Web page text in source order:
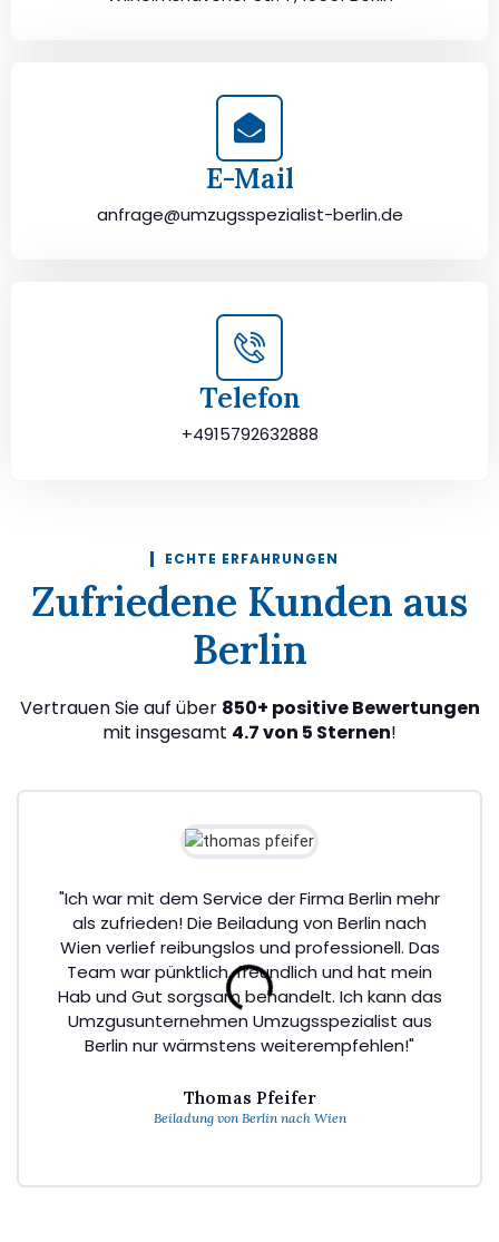
E-Mail
anfrage@umzugsspezialist-berlin.de
Telefon
+4915792632888
ECHTE ERFAHRUNGEN
Zufriedene Kunden aus
Berlin
Vertrauen Sie auf über 850+ positive Bewertungen
mit insgesamt 4.7 von 5 Sternen!
"Ich war mit dem Service der Firma Berlin mehr
als zufrieden! Die Beiladung von Berlin nach
Wien verlief reibungslos und professionell. Das
Team war pünktlich, freundlich und hat mein
Hab und Gut sorgsam behandelt. Ich kann das
Umzgusunternehmen Umzugsspezialist aus
Berlin nur wärmstens weiterempfehlen!"
Thomas Pfeifer
Beiladung von Berlin nach Wien